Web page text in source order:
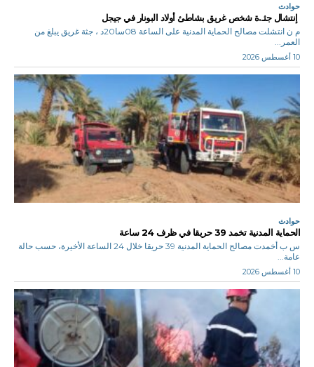
حوادث
إنتشال جثـ.ة شخص غريق بشاطئ أولاد البونار في جيجل
م ن انتشلت مصالح الحماية المدنية على الساعة 08سا20د ، جثة غريق يبلغ من
العمر...
10 أغسطس 2026
حوادث
الحماية المدنية تخمد 39 حريقا في ظرف 24 ساعة
س ب أخمدت مصالح الحماية المدنية 39 حريقا خلال 24 الساعة الأخيرة، حسب حالة
عامة...
10 أغسطس 2026